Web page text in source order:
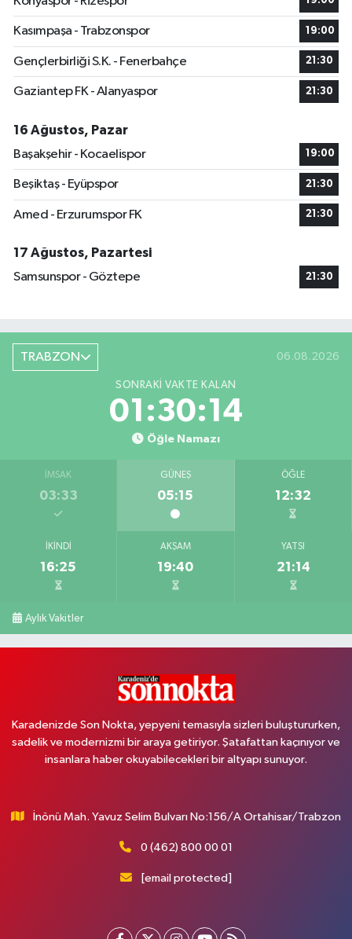
Kasımpaşa - Trabzonspor 19:00
Gençlerbirliği S.K. - Fenerbahçe 21:30
Gaziantep FK - Alanyaspor 21:30
16 Ağustos, Pazar
Başakşehir - Kocaelispor
19:00
Beşiktaş - Eyüpspor 21:30
Amed - Erzurumspor FK 21:30
17 Ağustos, Pazartesi
Samsunspor - Göztepe
21:30
TRABZON 06.08.2026
SONRAKI VAKTE KALAN
01:30:13
Öğle Namazı
İMSAK
03:33
GÜNEŞ
05:15
ÖĞLE
12:32
İKINDI
16:25
AKŞAM
19:40
YATSI
21:14
Aylık Vakitler
Karadenizde Son Nokta, yepyeni temasıyla sizleri buluştururken,
sadelik ve modernizmi bir araya getiriyor. Şatafattan kaçınıyor ve
insanlara haber okuyabilecekleri bir altyapı sunuyor.
İnönü Mah. Yavuz Selim Bulvarı No:156/A Ortahisar/Trabzon
0 (462) 800 00 01
[email protected]